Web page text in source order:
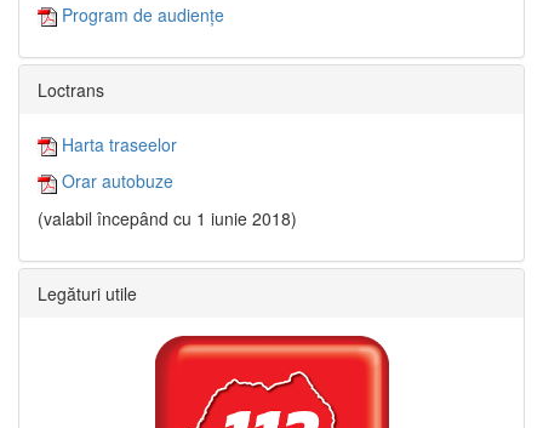
Program de audiențe
Loctrans
Harta traseelor
Orar autobuze
(valabil începând cu 1 iunie 2018)
Legături utile